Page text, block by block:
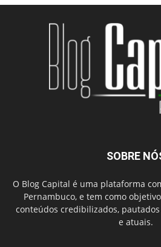
SOBRE
O Blog Capital é uma plataforma
Pernambuco, e tem como
conteúdos credibilizados,
e atuais.